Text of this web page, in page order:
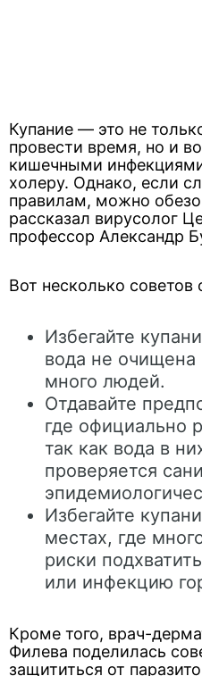
Купание — это не
провести время, но и
кишечными
холеру. Однако, если
правилам, можно
рассказал вирусолог
профессор Александр
Вот несколько советов
Избегайте
вода не
много людей.
Отдавайте
где официально
так как вода в
проверяется
Избегайте
местах, где
риски
или инфекцию
Кроме того, врач-
Филева поделилась
защититься от